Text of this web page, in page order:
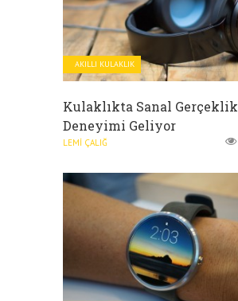
AKILLI KULAKLIK
Kulaklıkta Sanal Gerçeklik
Deneyimi Geliyor
LEMI ÇALIĞ